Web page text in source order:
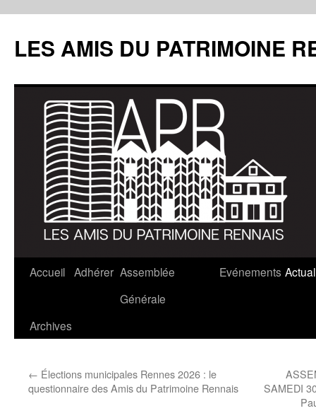
LES AMIS DU PATRIMOINE
Aller
contenu
Accueil Adhérer Assemblée
Générale
Evénements
Archives
← Élections municipales Rennes 2026 : le
questionnaire des Amis du Patrimoine Rennais
SAMEDI